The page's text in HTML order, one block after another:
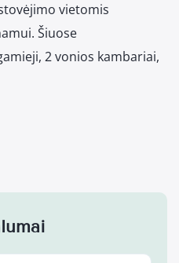
vietomis
Šiuose
2 vonios kambariai,